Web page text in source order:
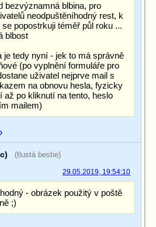
bezvýznamná blbina, pro
neodpuštěníhodný rest, k
popostrkuji téměř půl roku ...
blbost
je tedy nyní - jek to má správně
(po vyplnění formuláře pro
uživatel nejprve mail s
na obnovu hesla, fyzicky
až po kliknutí na tento, heslo
mailem)
(tlustá bestie)
29.05.2019, 19:54:10
- obrázek použitý v poště
;)